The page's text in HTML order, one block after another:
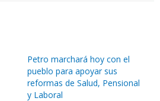
Petro marchará hoy con el
pueblo para apoyar sus
reformas de Salud, Pensional
y Laboral